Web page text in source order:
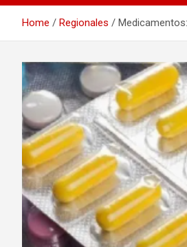
Home Regionales